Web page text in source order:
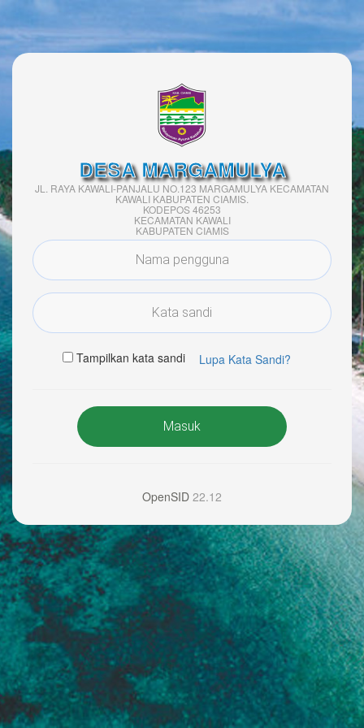
DESA MARGAMULYA
JL. RAYA KAWALI-PANJALU NO.123 MARGAMULYA KECAMATAN
KAWALI KABUPATEN CIAMIS.
KODEPOS 46253
KECAMATAN KAWALI
KABUPATEN CIAMIS
Tampilkan kata sandi Lupa Kata Sandi?
Masuk
OpenSID 22.12